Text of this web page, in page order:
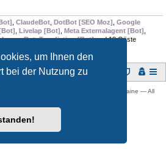
um Ihnen den
bei der Nutzung zu
, ClaudeBot, DotBot [SEO Moz] , Google
, Livelap [Bot] , Meta Externalagent [Bot] ,
,Trendiction [Bot]und 18 Gäste
Infos, Tipps und Diskussionen zur Ukraine — All
Übersetzung durch